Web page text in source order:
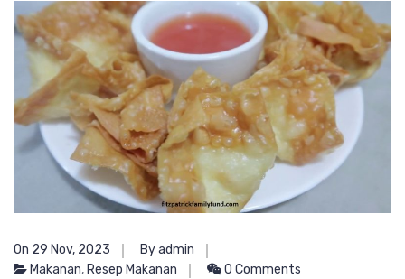
On 29 Nov, 2023
By admin
Makanan, Resep Makanan 0 Comments